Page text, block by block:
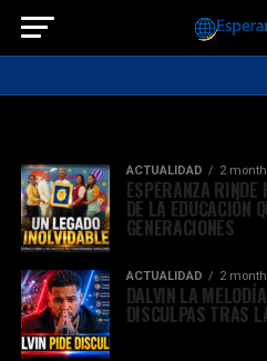
ACTUALIDAD 2
ESPERANZA RINDE
DE LA EDUCACIÓN
GENERACIONES
ACTUALIDAD 2
DALVIN LA
DISCULPAS TRAS